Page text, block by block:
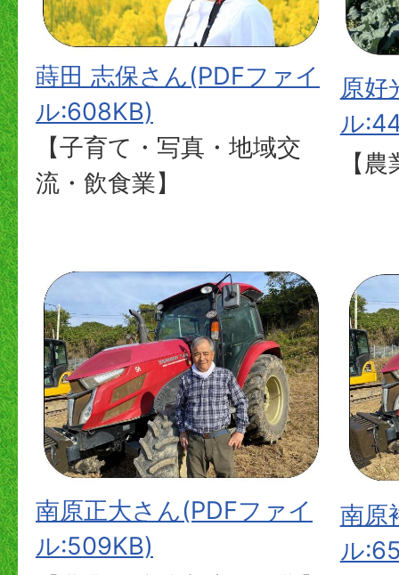
蒔田 志保さん(PDFファイ
ル:608KB)
【子育て・写真・地域交
流・飲食業】
原好
ル
【
南原正大さん(PDFファイ
ル:509KB)
南原
ル